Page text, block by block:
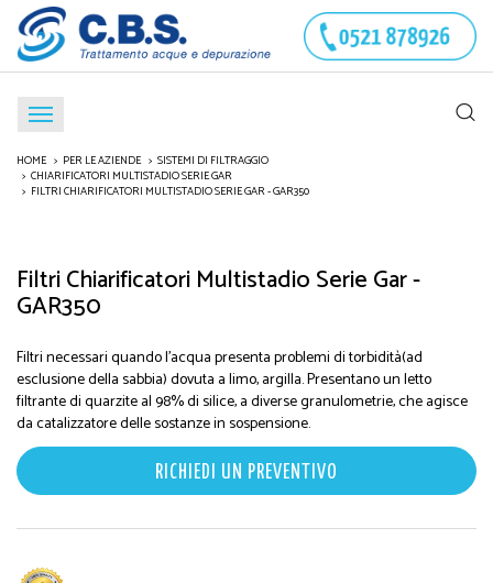
HOME PER LE AZIENDE
SISTEMI DI FILTRAGGIO
CHIARIFICATORI MULTISTADIO SERIE GAR
FILTRI CHIARIFICATORI MULTISTADIO SERIE GAR - GAR350
Filtri Chiarificatori Multistadio Serie Gar -
GAR350
Filtri necessari quando l'acqua presenta problemi di torbidità(ad
esclusione della sabbia) dovuta a limo, argilla. Presentano un letto
filtrante di quarzite al 98% di silice, a diverse granulometrie, che agisce
da catalizzatore delle sostanze in sospensione.
RICHIEDI UN PREVENTIVO